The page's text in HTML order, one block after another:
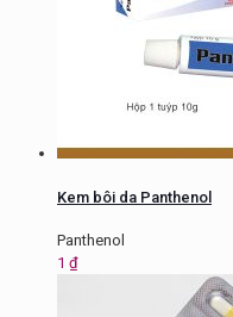
Kem bôi da Panthenol
Panthenol
1 ₫